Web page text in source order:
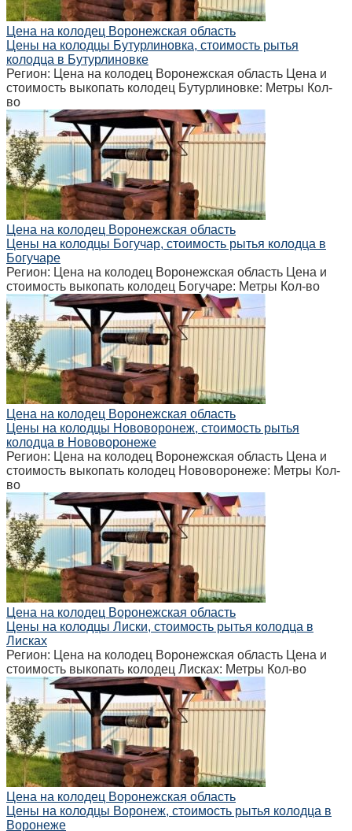
Цена на колодец Воронежская область
Цены на колодцы Бутурлиновка, стоимость рытья
колодца в Бутурлиновке
Регион: Цена на колодец Воронежская область Цена и
стоимость выкопать колодец Бутурлиновке: Метры Кол-
во
Цена на колодец Воронежская область
Цены на колодцы Богучар, стоимость рытья колодца в
Богучаре
Регион: Цена на колодец Воронежская область Цена и
стоимость выкопать колодец Богучаре: Метры Кол-во
Цена на колодец Воронежская область
Цены на колодцы Нововоронеж, стоимость рытья
колодца в Нововоронеже
Регион: Цена на колодец Воронежская область Цена и
стоимость выкопать колодец Нововоронеже: Метры Кол-
во
Цена на колодец Воронежская область
Цены на колодцы Лиски, стоимость рытья колодца в
Лисках
Регион: Цена на колодец Воронежская область Цена и
стоимость выкопать колодец Лисках: Метры Кол-во
Цена на колодец Воронежская область
Цены на колодцы Воронеж, стоимость рытья колодца в
Воронеже